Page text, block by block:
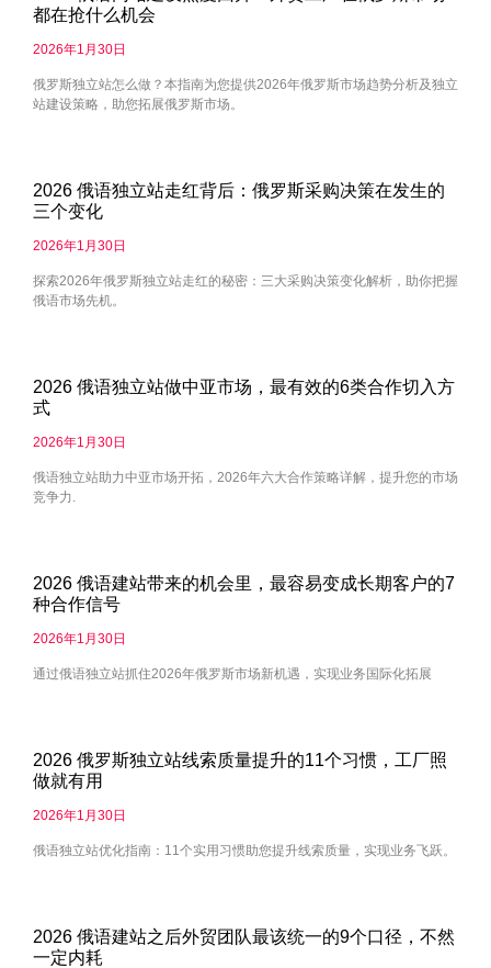
都在抢什么机会
2026年1月30日
俄罗斯独立站怎么做？本指南为您提供2026年俄罗斯市场趋势分析及独立
站建设策略，助您拓展俄罗斯市场。
2026 俄语独立站走红背后：俄罗斯采购决策在发生的
三个变化
2026年1月30日
探索2026年俄罗斯独立站走红的秘密：三大采购决策变化解析，助你把握
俄语市场先机。
2026 俄语独立站做中亚市场，最有效的6类合作切入方
式
2026年1月30日
俄语独立站助力中亚市场开拓，2026年六大合作策略详解，提升您的市场
竞争力.
2026 俄语建站带来的机会里，最容易变成长期客户的7
种合作信号
2026年1月30日
通过俄语独立站抓住2026年俄罗斯市场新机遇，实现业务国际化拓展
2026 俄罗斯独立站线索质量提升的11个习惯，工厂照
做就有用
2026年1月30日
俄语独立站优化指南：11个实用习惯助您提升线索质量，实现业务飞跃。
2026 俄语建站之后外贸团队最该统一的9个口径，不然
一定内耗